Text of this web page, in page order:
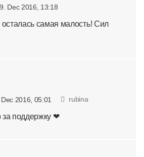
Dec 2016, 13:18
самая малость! Сил
2016, 05:01 rubina
поддержку ❤